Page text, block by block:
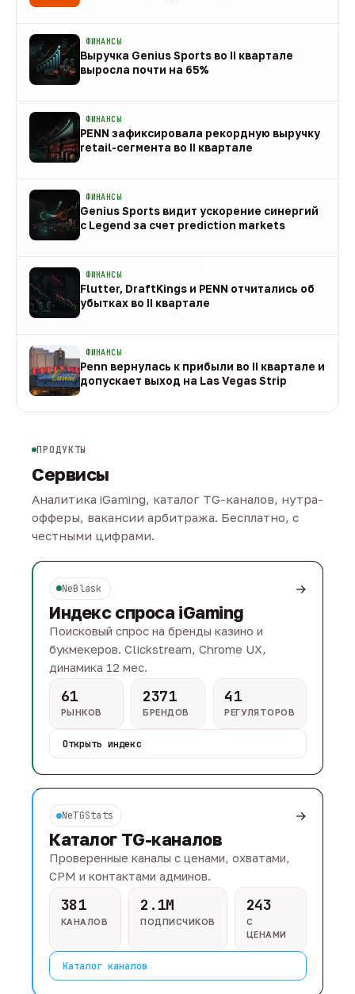
ФИНАНСЫ
Выручка Genius Sports во II квартале
выросла почти на 65%
ФИНАНСЫ
PENN зафиксировала рекордную выручку
retail-сегмента во II квартале
ФИНАНСЫ
Genius Sports видит ускорение синергий
с Legend за счет prediction markets
ФИНАНСЫ
Flutter, DraftKings и PENN отчитались об
убытках во II квартале
ФИНАНСЫ
Penn вернулась к прибыли во II квартале и
допускает выход на Las Vegas Strip
ПРОДУКТЫ
Сервисы
Аналитика iGaming, каталог TG-каналов, нутра-
офферы, вакансии арбитража. Бесплатно, с
честными цифрами.
NeBlask →
Индекс спроса iGaming
Поисковый спрос на бренды казино и
букмекеров. Clickstream, Chrome UX,
динамика 12 мес.
61
РЫНКОВ
2371
БРЕНДОВ
41
РЕГУЛЯТОРОВ
Открыть индекс
NeTGStats →
Каталог TG-каналов
Проверенные каналы с ценами, охватами,
CPM и контактами админов.
381
КАНАЛОВ
2.1M
ПОДПИСЧИКОВ
243
С
ЦЕНАМИ
Каталог каналов